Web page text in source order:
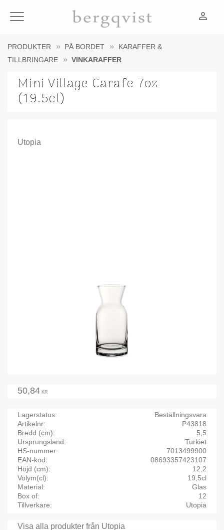
Meny person_outline
PRODUKTER PÅ BORDET
KARAFFER &
TILLBRINGARE
VINKARAFFER
Mini Village Carafe 7oz
(19.5cl)
Utopia
50,84 KR
Lagerstatus
Beställningsvara
Artikelnr
P43818
Bredd (cm)
5,5
Ursprungsland
Turkiet
HS-nummer
7013499900
EAN-kod
08693357423107
Höjd (cm)
12,2
Volym(cl)
19,5cl
Material
Glas
Box of
12
Tillverkare
Utopia
Visa alla produkter från Utopia